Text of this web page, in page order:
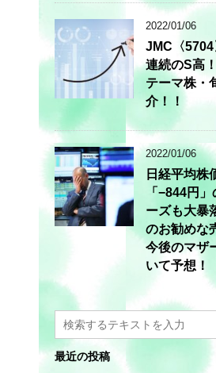
2022/01/06
JMC〈
連続のS高
テーマ株・
介！！
2022/01/06
日経平均株
「−844円
ーズも大暴
のお勧めな
今後のマザ
いて予想！
最近の投稿